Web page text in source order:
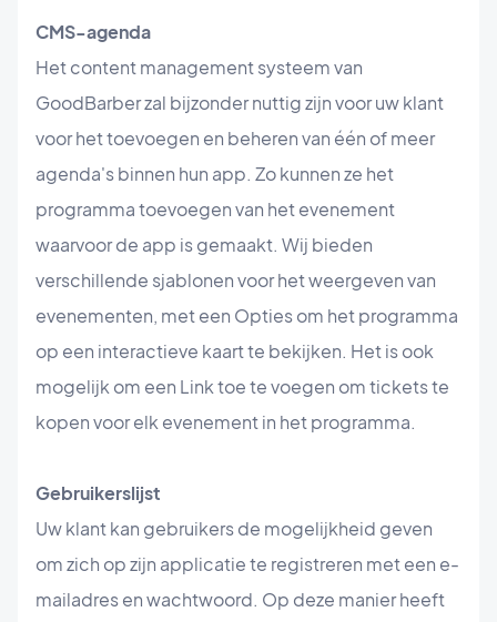
CMS-agenda
Het content management systeem van
GoodBarber zal bijzonder nuttig zijn voor uw klant
voor het toevoegen en beheren van één of meer
agenda's binnen hun app. Zo kunnen ze het
programma toevoegen van het evenement
waarvoor de app is gemaakt. Wij bieden
verschillende sjablonen voor het weergeven van
evenementen, met een Opties om het programma
op een interactieve kaart te bekijken. Het is ook
mogelijk om een Link toe te voegen om tickets te
kopen voor elk evenement in het programma.
Gebruikerslijst
Uw klant kan gebruikers de mogelijkheid geven
om zich op zijn applicatie te registreren met een e-
mailadres en wachtwoord. Op deze manier heeft